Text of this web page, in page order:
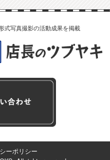
式写真撮影の活動成果を掲載
ーポリシー